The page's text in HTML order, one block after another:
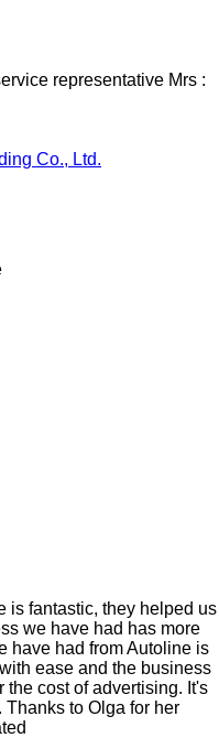
representative Mrs :
Co., Ltd.
is fantastic, they helped us
we have had has more
have had from Autoline is
ease and the business
the cost of advertising. It's
to Olga for her